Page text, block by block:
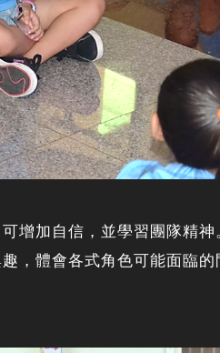
可增加自信，並學習團隊精
，體會各式角色可能面臨